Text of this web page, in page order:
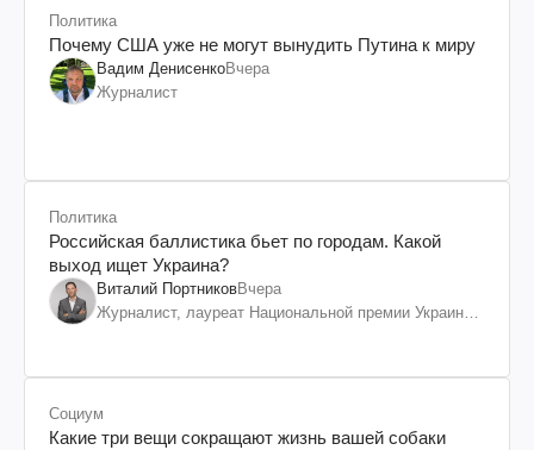
Политика
Почему США уже не могут вынудить Путина к миру
Вадим ДенисенкоВчера
Журналист
Политика
Российская баллистика бьет по городам. Какой
выход ищет Украина?
Виталий ПортниковВчера
Журналист, лауреат Национальной премии Украины
Социум
Какие три вещи сокращают жизнь вашей собаки